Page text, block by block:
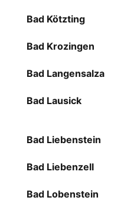
Bad Kötzting
Bad Krozingen
Bad Langensalza
Bad Lausick
Bad Liebenstein
Bad Liebenzell
Bad Lobenstein